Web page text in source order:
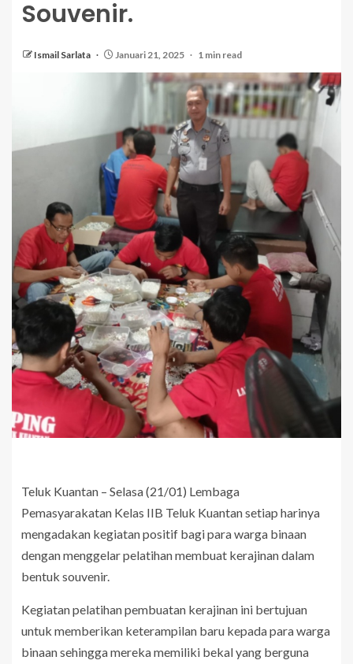
Souvenir.
Ismail Sarlata Januari 21, 2025 1 min read
Teluk Kuantan – Selasa (21/01) Lembaga
Pemasyarakatan Kelas IIB Teluk Kuantan setiap harinya
mengadakan kegiatan positif bagi para warga binaan
dengan menggelar pelatihan membuat kerajinan dalam
bentuk souvenir.
Kegiatan pelatihan pembuatan kerajinan ini bertujuan
untuk memberikan keterampilan baru kepada para warga
binaan sehingga mereka memiliki bekal yang berguna